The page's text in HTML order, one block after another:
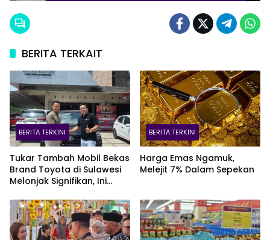
BERITA TERKAIT
BERITA TERKINI
Tukar Tambah Mobil Bekas
Brand Toyota di Sulawesi
Melonjak Signifikan, Ini
BERITA TERKINI
Harga Emas Ngamuk,
Melejit 7% Dalam Sepekan